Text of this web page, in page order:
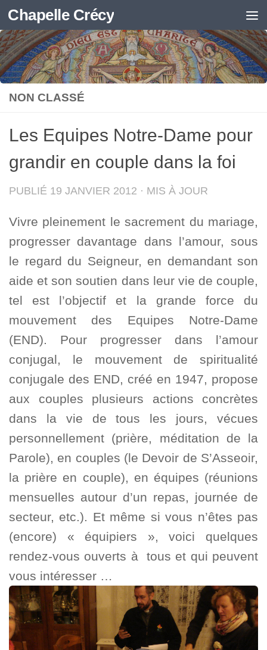
Skip to content
Chapelle Crécy
NON CLASSÉ
Les Equipes Notre-Dame pour
grandir en couple dans la foi
PUBLIÉ 19 JANVIER 2012 · MIS À JOUR
Vivre pleinement le sacrement du mariage,
progresser davantage dans l’amour, sous
le regard du Seigneur, en demandant son
aide et son soutien dans leur vie de couple,
tel est l’objectif et la grande force du
mouvement des Equipes Notre-Dame
(END). Pour progresser dans l’amour
conjugal, le mouvement de spiritualité
conjugale des END, créé en 1947, propose
aux couples plusieurs actions concrètes
dans la vie de tous les jours, vécues
personnellement (prière, méditation de la
Parole), en couples (le Devoir de S’Asseoir,
la prière en couple), en équipes (réunions
mensuelles autour d’un repas, journée de
secteur, etc.). Et même si vous n’êtes pas
(encore) « équipiers », voici quelques
rendez-vous ouverts à tous et qui peuvent
vous intéresser …